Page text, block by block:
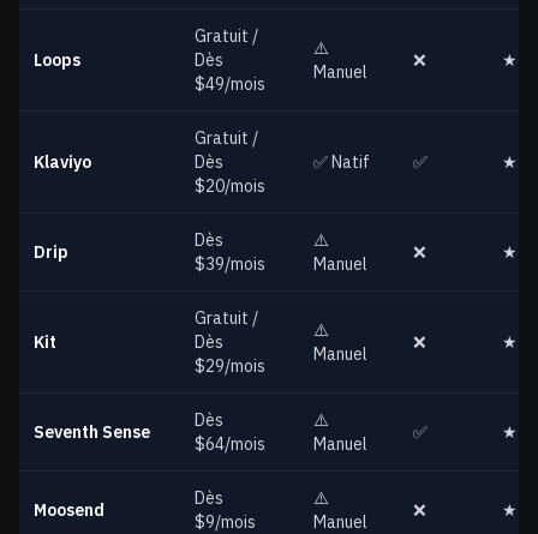
Loops
Gratuit /
Dès
$49/mois
⚠️
Manuel
❌
Klaviyo
Gratuit /
Dès
$20/mois
✅ Natif ✅
Drip
Dès
$39/mois
⚠️
Manuel
❌
Kit
Gratuit /
Dès
$29/mois
⚠️
Manuel
❌
Seventh Sense
Dès
$64/mois
⚠️
Manuel
✅
Moosend
Dès
$9/mois
⚠️
Manuel
❌